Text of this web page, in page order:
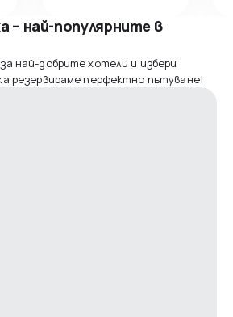
– най-популярните в
най-добрите хотели и избери
резервираме перфектно пътуване!